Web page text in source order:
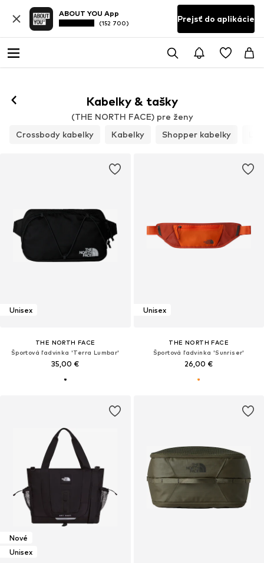
ABOUT YOU App
(152 700) Prejsť do aplikácie
Kabelky & tašky
(THE NORTH FACE) pre ženy
Crossbody kabelky
Kabelky Shopper kabelky
Unisex
THE NORTH FACE
Športová ľadvinka 'Terra Lumbar'
35,00 €
Unisex
THE NORTH FACE
Športová ľadvinka 'Sunriser'
26,00 €
Nové
Unisex